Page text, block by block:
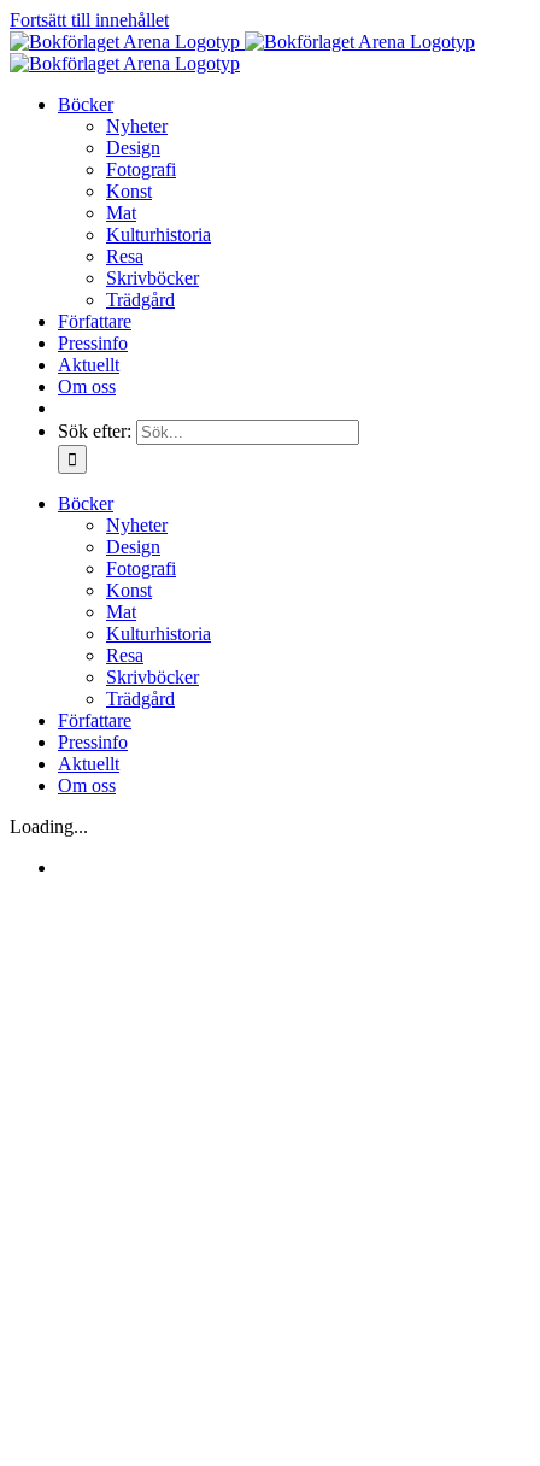
Fortsätt till innehållet
Böcker
Nyheter
Design
Fotografi
Konst
Mat
Kulturhistoria
Resa
Skrivböcker
Trädgård
Författare
Pressinfo
Aktuellt
Om oss
Sök efter:
Böcker
Nyheter
Design
Fotografi
Konst
Mat
Kulturhistoria
Resa
Skrivböcker
Trädgård
Författare
Pressinfo
Aktuellt
Om oss
Loading...